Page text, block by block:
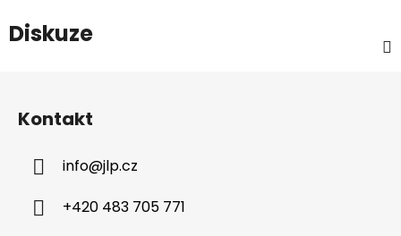
Diskuze
Kontakt
info@jlp.cz
+420 483 705 771